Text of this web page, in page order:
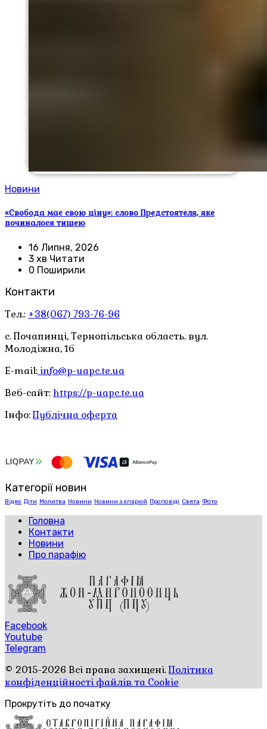
Новини
«Свобода має свою ціну»: слово Предстоятеля, яке
починалося тишею
16 Липня, 2026
3 хв Читати
0 Поширили
Контакти
Тел.: +38(067) 793-76-96
с. Почапинці, Тернопільська область. вул.
Молодіжна, 1б
E-mail: info@p-uapc.te.ua
Веб-сайт: https://p-uapc.te.ua
Інфо:Публічна оферта
Категорії новин
Відео Діти Молитва Новини Новини з єпархій Проповіді Свята Фото
Головна
Контакти
Новини
Про парафію
Facebook
Youtube
Telegram
© 2015-2026 Всі права захищені.Політика
конфіденційності файлів та Cookie
Прокрутіть до початку